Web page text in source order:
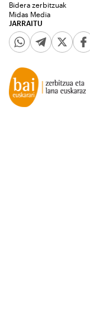
JARRAITU
Bidera zerbitzuak
Midas Media